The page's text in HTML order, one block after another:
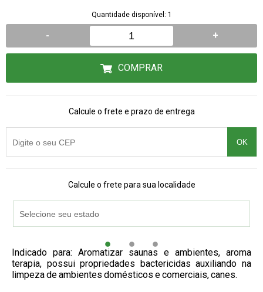
Quantidade disponível: 1
- +
COMPRAR
Calcule o frete e prazo de entrega
OK
Calcule o frete para sua localidade
Indicado para: Aromatizar saunas e ambientes, aroma
terapia, possui propriedades bactericidas auxiliando na
limpeza de ambientes domésticos e comerciais, canes.